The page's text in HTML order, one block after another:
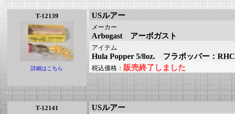
T-12139
詳細はこちら
USルアー
メーカー
Arbogast アーボガスト
アイテム
Hula Popper 5/8oz. フラポッパー：RHC
税込価格： 販売終了しました
T-12141 USルアー